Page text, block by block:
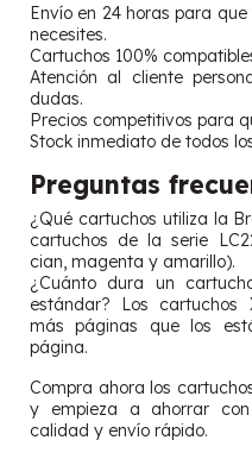
Envío en 24 horas para
necesites.
Cartuchos 100%
Atención al cliente
dudas.
Precios competitivos para
Stock inmediato de todos
Preguntas
¿Qué cartuchos utiliza la
cartuchos de la serie
cian, magenta y amarillo).
¿Cuánto dura un
estándar? Los cartuchos
más páginas que los
página.
Compra ahora los
y empieza a ahorrar
calidad y envío rápido.